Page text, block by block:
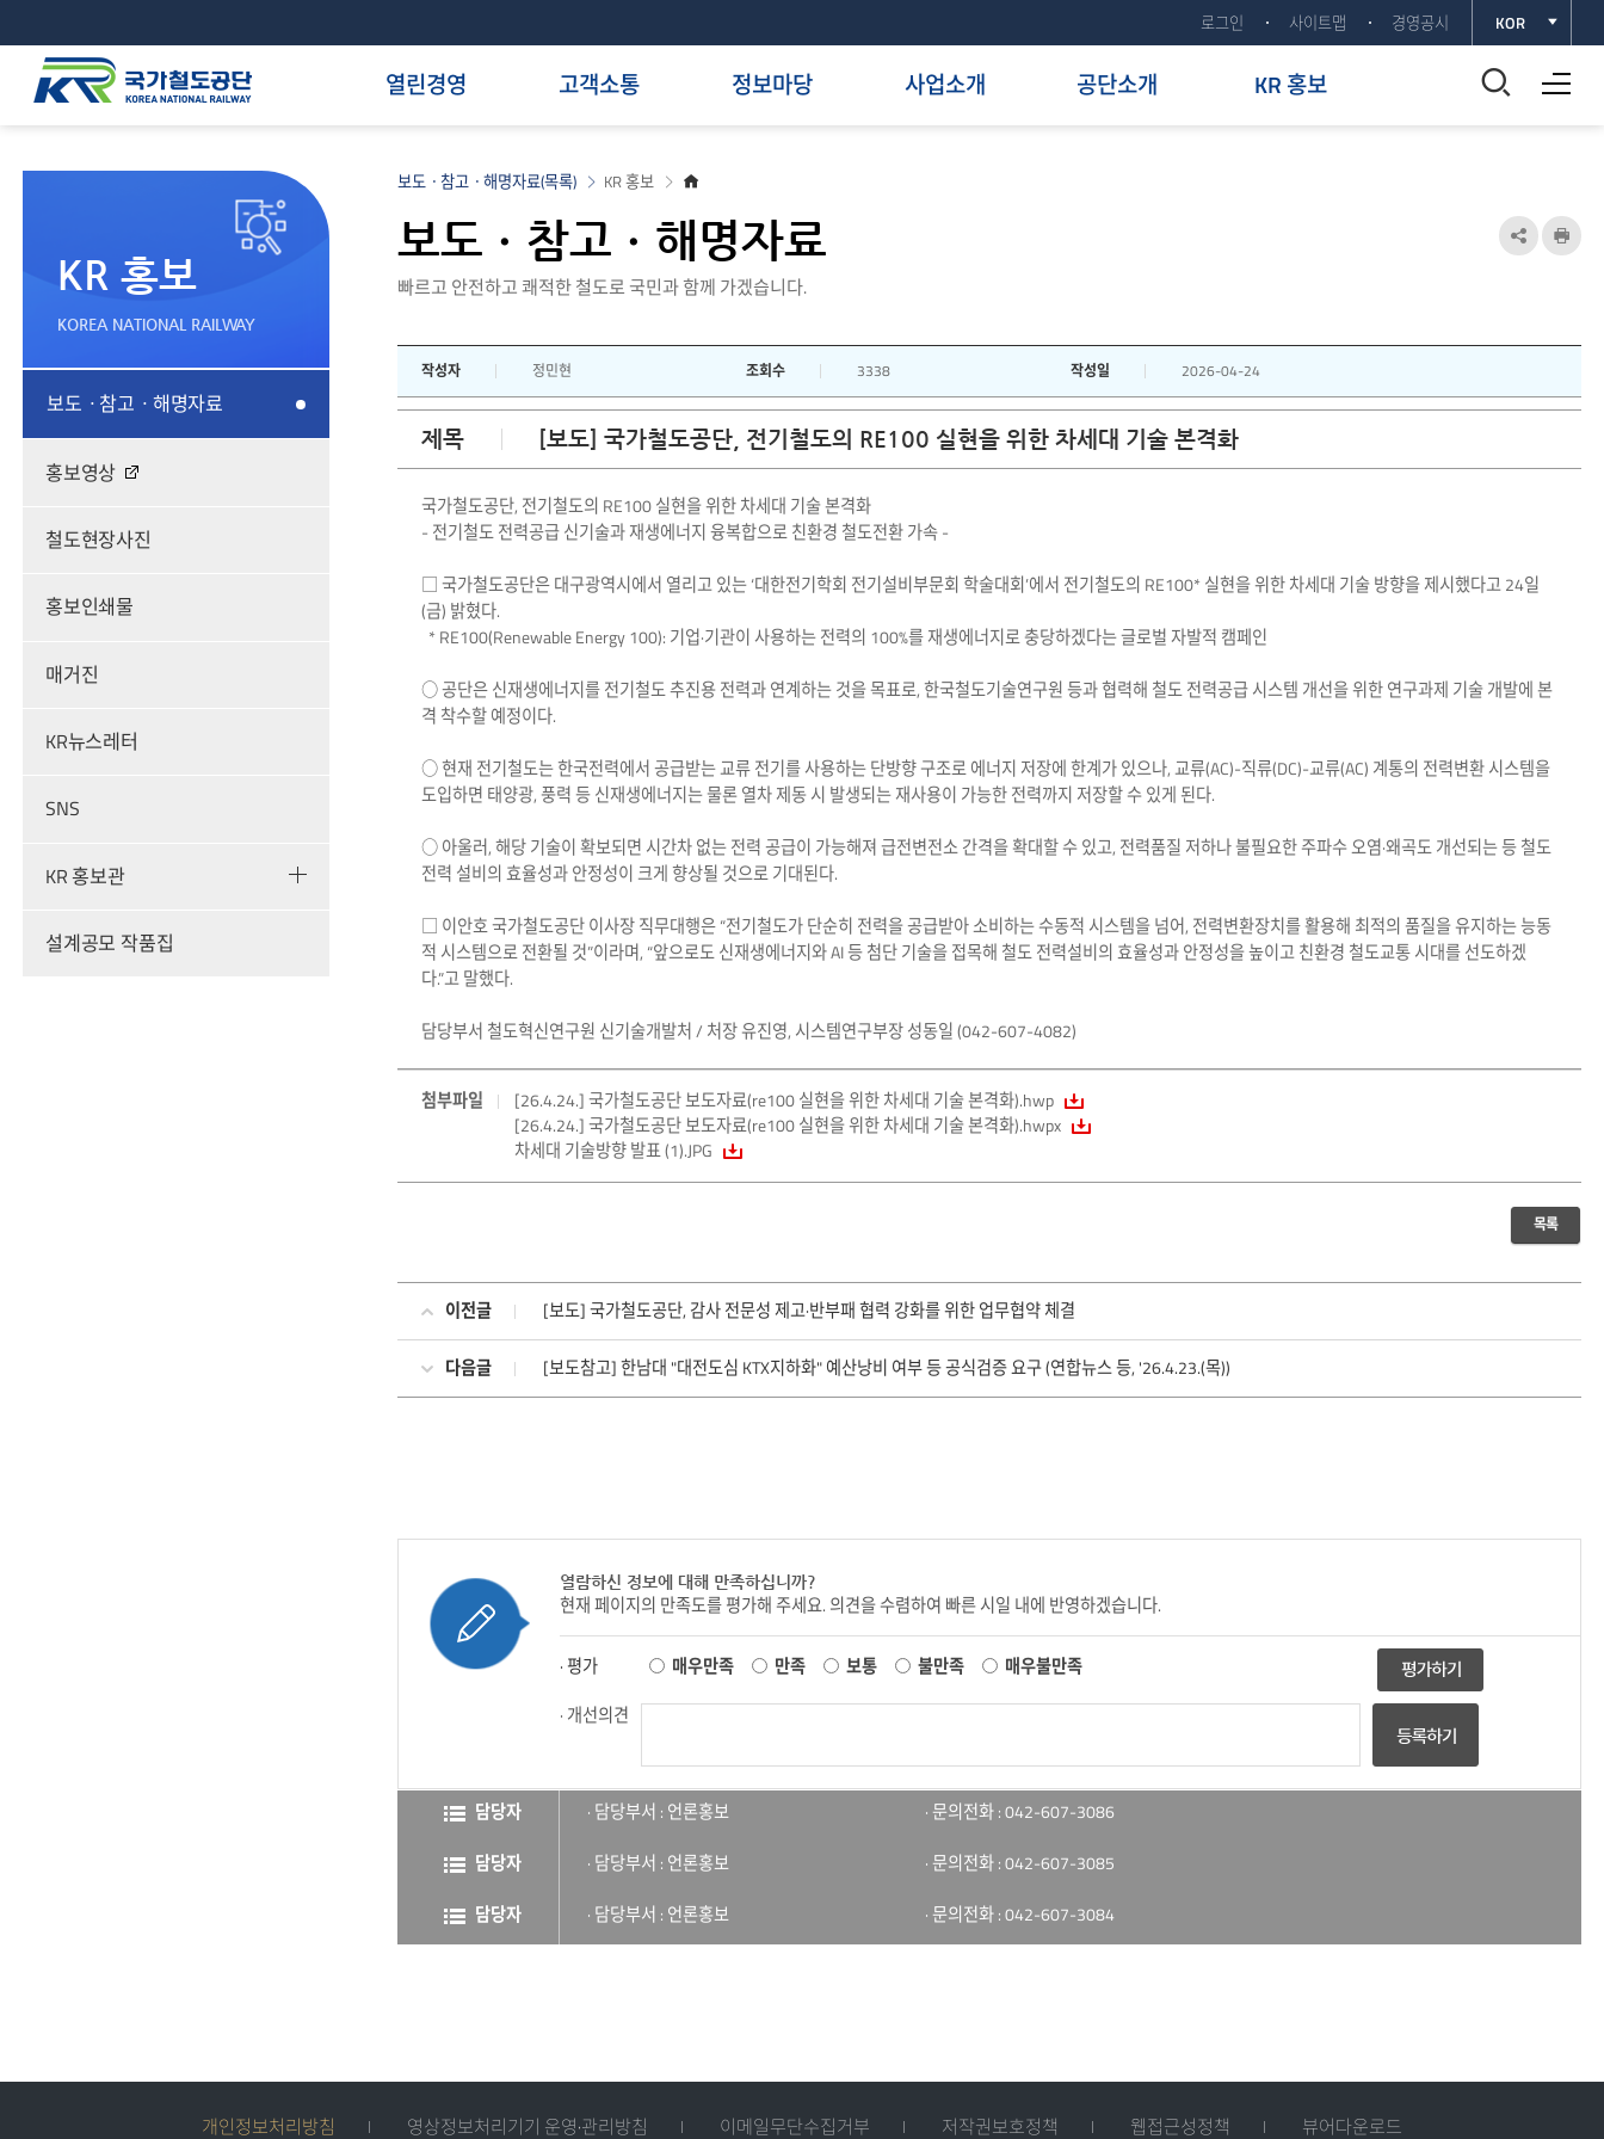
로그인 사이트맵 경영공시 KOR
열린경영 고객소통 정보마당 사업소개 공단소개 KR 홍보
통
색
열
기
전체메뉴 열기
KR 홍보
KOREA NATIONAL RAILWAY
보도ㆍ참고ㆍ해명자료
홍보영상
철도현장사진
홍보인쇄물
매거진
KR뉴스레터
SNS
KR 홍보관
설계공모 작품집
로
KR 홍보
보도ㆍ참고ㆍ해명자료(목록)
보도ㆍ참고ㆍ해명자료
빠르고 안전하고 쾌적한 철도로 국민과 함께 가겠습니다.
공
열
인
작성자 정민현 조회수 3338 작성일 2026-04-24
제목 [보도] 국가철도공단, 전기철도의 RE100 실현을 위한 차세대 기술 본격화
국가철도공단, 전기철도의 RE100 실현을 위한 차세대 기술 본격화
- 전기철도 전력공급 신기술과 재생에너지 융복합으로 친환경 철도전환 가속 -
□ 국가철도공단은 대구광역시에서 열리고 있는 ‘대한전기학회 전기설비부문회 학술대회’에서 전기철도의 RE100* 실현을 위한 차세대 기술 방향을 제시했다고 24일
(금) 밝혔다.
* RE100(Renewable Energy 100): 기업·기관이 사용하는 전력의 100%를 재생에너지로 충당하겠다는 글로벌 자발적 캠페인
○ 공단은 신재생에너지를 전기철도 추진용 전력과 연계하는 것을 목표로, 한국철도기술연구원 등과 협력해 철도 전력공급 시스템 개선을 위한 연구과제 기술 개발에 본
격 착수할 예정이다.
○ 현재 전기철도는 한국전력에서 공급받는 교류 전기를 사용하는 단방향 구조로 에너지 저장에 한계가 있으나, 교류(AC)-직류(DC)-교류(AC) 계통의 전력변환 시스템을
도입하면 태양광, 풍력 등 신재생에너지는 물론 열차 제동 시 발생되는 재사용이 가능한 전력까지 저장할 수 있게 된다.
○ 아울러, 해당 기술이 확보되면 시간차 없는 전력 공급이 가능해져 급전변전소 간격을 확대할 수 있고, 전력품질 저하나 불필요한 주파수 오염·왜곡도 개선되는 등 철도
전력 설비의 효율성과 안정성이 크게 향상될 것으로 기대된다.
□ 이안호 국가철도공단 이사장 직무대행은 “전기철도가 단순히 전력을 공급받아 소비하는 수동적 시스템을 넘어, 전력변환장치를 활용해 최적의 품질을 유지하는 능동
적 시스템으로 전환될 것”이라며, “앞으로도 신재생에너지와 AI 등 첨단 기술을 접목해 철도 전력설비의 효율성과 안정성을 높이고 친환경 철도교통 시대를 선도하겠
다.”고 말했다.
담당부서 철도혁신연구원 신기술개발처 / 처장 유진영, 시스템연구부장 성동일 (042-607-4082)
첨부파일
[26.4.24.] 국가철도공단 보도자료(re100 실현을 위한 차세대 기술 본격화).hwp
[26.4.24.] 국가철도공단 보도자료(re100 실현을 위한 차세대 기술 본격화).hwpx
차세대 기술방향 발표 (1).JPG
목록
이전글 [보도] 국가철도공단, 감사 전문성 제고·반부패 협력 강화를 위한 업무협약 체결
다음글 [보도참고] 한남대 "대전도심 KTX지하화" 예산낭비 여부 등 공식검증 요구 (연합뉴스 등, '26.4.23.(목))
열람하신 정보에 대해 만족하십니까?
현재 페이지의 만족도를 평가해 주세요. 의견을 수렴하여 빠른 시일 내에 반영하겠습니다.
· 평가 매우만족 만족 보통 불만족
매우불만족
· 개선의견
담당자 · 담당부서 : 언론홍보
· 문의전화 : 042-607-3086
담당자
· 담당부서 : 언론홍보
· 문의전화 : 042-607-3085
담당자
· 담당부서 : 언론홍보 · 문의전화 : 042-607-3084
개인정보처리방침 영상정보처리기기 운영·관리방침 이메일무단수집거부 저작권보호정책 웹접근성정책 뷰어다운로드